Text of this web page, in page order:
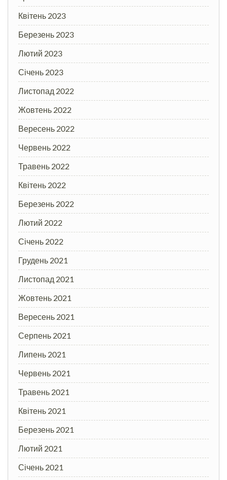
Квітень 2023
Березень 2023
Лютий 2023
Січень 2023
Листопад 2022
Жовтень 2022
Вересень 2022
Червень 2022
Травень 2022
Квітень 2022
Березень 2022
Лютий 2022
Січень 2022
Грудень 2021
Листопад 2021
Жовтень 2021
Вересень 2021
Серпень 2021
Липень 2021
Червень 2021
Травень 2021
Квітень 2021
Березень 2021
Лютий 2021
Січень 2021